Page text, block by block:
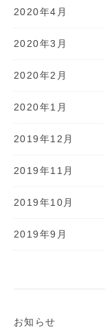
2020年4月
2020年3月
2020年2月
2020年1月
2019年12月
2019年11月
2019年10月
2019年9月
お知らせ